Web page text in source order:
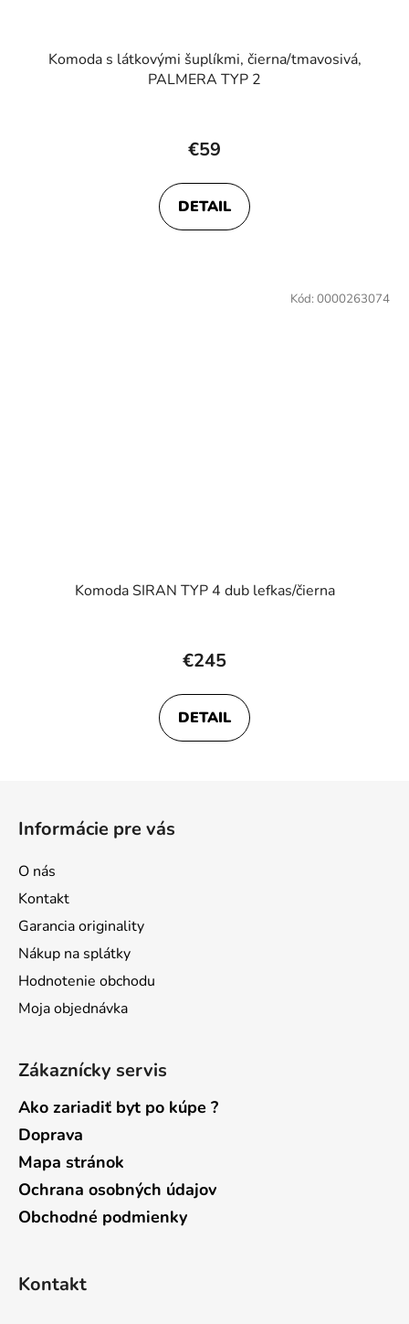
Komoda s látkovými šuplíkmi, čierna/tmavosivá,
PALMERA TYP 2
€59
DETAIL
Komoda SIRAN TYP 4 dub lefkas/čierna
€245
DETAIL
Kód: 0000263074
Informácie pre vás
O nás
Kontakt
Garancia originality
Nákup na splátky
Hodnotenie obchodu
Moja objednávka
Zákaznícky servis
Ako zariadiť byt po kúpe ?
Doprava
Mapa stránok
Ochrana osobných údajov
Obchodné podmienky
Kontakt